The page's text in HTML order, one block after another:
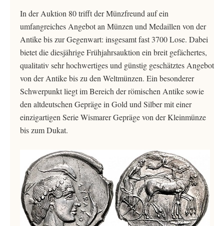
In der Auktion 80 trifft der Münzfreund auf ein
umfangreiches Angebot an Münzen und Medaillen von der
Antike bis zur Gegenwart: insgesamt fast 3700 Lose. Dabei
bietet die diesjährige Frühjahrsauktion ein breit gefächertes,
qualitativ sehr hochwertiges und günstig geschätztes Angebot
von der Antike bis zu den Weltmünzen. Ein besonderer
Schwerpunkt liegt im Bereich der römischen Antike sowie
den altdeutschen Gepräge in Gold und Silber mit einer
einzigartigen Serie Wismarer Gepräge von der Kleinmünze
bis zum Dukat.